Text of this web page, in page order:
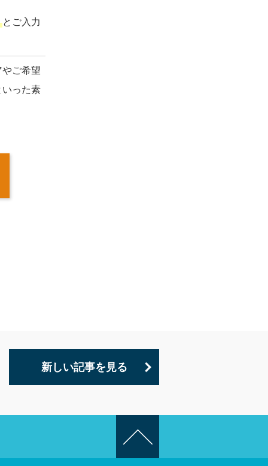
とご入力
ご希望
った素
新しい記事を見る